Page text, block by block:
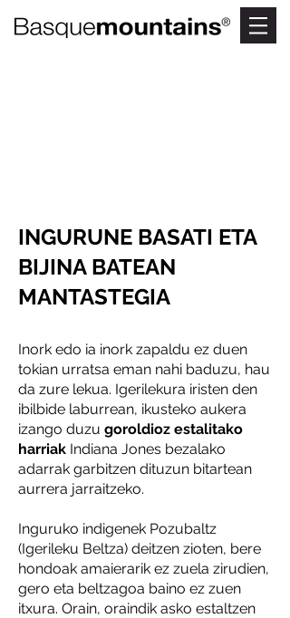
INGURUNE BASATI ETA
BIJINA BATEAN
MANTASTEGIA
Inork edo ia inork zapaldu ez duen
tokian urratsa eman nahi baduzu, hau
da zure lekua. Igerilekura iristen den
ibilbide laburrean, ikusteko aukera
izango duzu goroldioz estalitako
harriak Indiana Jones bezalako
adarrak garbitzen dituzun bitartean
aurrera jarraitzeko.
Inguruko indigenek Pozubaltz
(Igerileku Beltza) deitzen zioten, bere
hondoak amaierarik ez zuela zirudien,
gero eta beltzagoa baino ez zuen
itxura. Orain, oraindik asko estaltzen